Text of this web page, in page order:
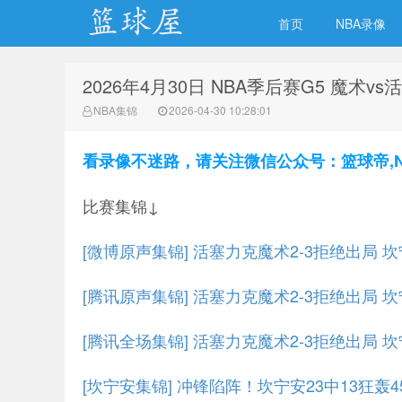
NBA录像网
首页 NBA录像
2026年4月30日 NBA季后赛G5 魔术vs
NBA集锦 2026-04-30 10:28:01
看录像不迷路，请关注微信公众号：篮球帝
比赛集锦↓
[微博原声集锦] 活塞力克魔术2-3拒绝出局
[腾讯原声集锦] 活塞力克魔术2-3拒绝出局
[腾讯全场集锦] 活塞力克魔术2-3拒绝出局
[坎宁安集锦] 冲锋陷阵！坎宁安23中13狂轰